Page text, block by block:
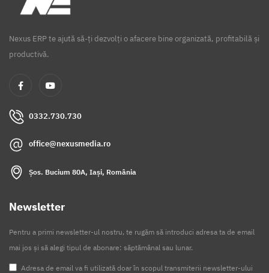
Nexus ERP te ajută să-ți dezvolți o afacere bine organizată, profitabilă și
productivă.
0332.730.730
office@nexusmedia.ro
Șos. Bucium 80A, Iași, România
Newsletter
Pentru a primi newsletter-ul nostru, te rugăm să introduci adresa ta de email
mai jos și să alegi tipul de abonare: săptămânal sau lunar.
Adresa de email va fi utilizată doar în scopul transmiterii newsletter-ului